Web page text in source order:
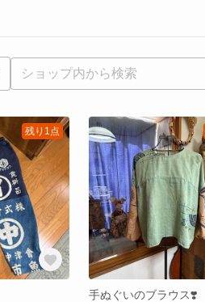
残り1点
手ぬぐいのブラウス❣️